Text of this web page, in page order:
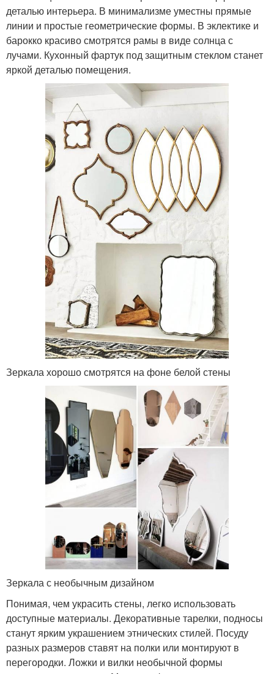
деталью интерьера. В минимализме уместны прямые
линии и простые геометрические формы. В эклектике и
барокко красиво смотрятся рамы в виде солнца с
лучами. Кухонный фартук под защитным стеклом станет
яркой деталью помещения.
Зеркала хорошо смотрятся на фоне белой стены
Зеркала с необычным дизайном
Понимая, чем украсить стены, легко использовать
доступные материалы. Декоративные тарелки, подносы
станут ярким украшением этнических стилей. Посуду
разных размеров ставят на полки или монтируют в
перегородки. Ложки и вилки необычной формы